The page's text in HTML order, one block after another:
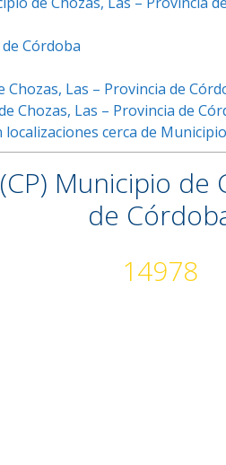
Córdoba
Las – Provincia de
Chozas, Las – Provincia de
cerca de
Municipio de
de
14978